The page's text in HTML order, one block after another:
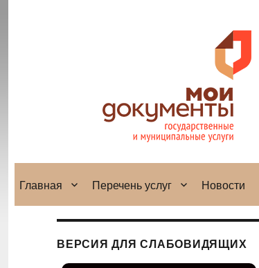
Главная Перечень услуг Новости
ВЕРСИЯ ДЛЯ СЛАБОВИДЯЩИХ